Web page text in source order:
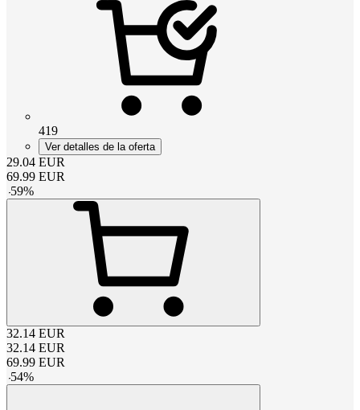
419
Ver detalles de la oferta
29.04 EUR
69.99 EUR
-59%
32.14 EUR
32.14 EUR
69.99 EUR
-54%